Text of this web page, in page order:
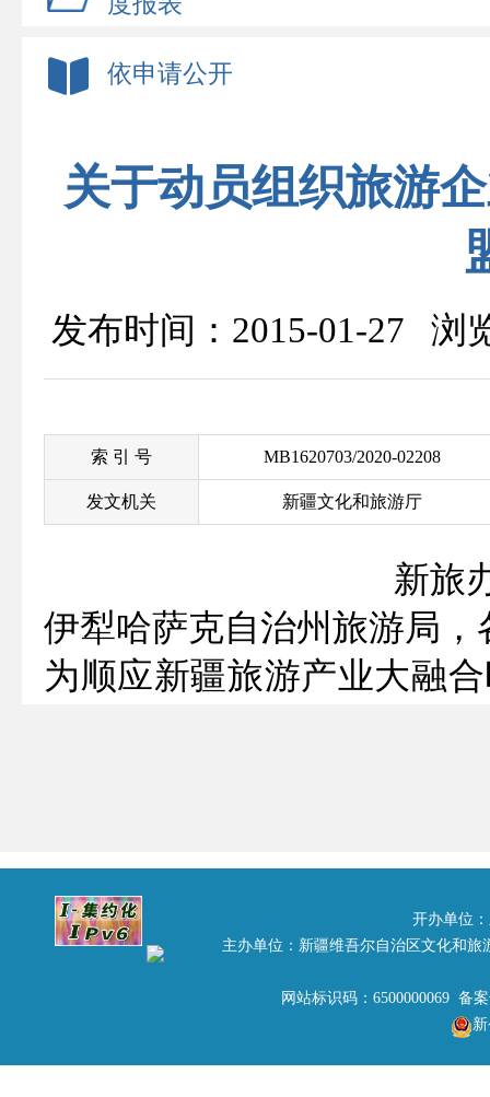
依申请公开
关于动员组织旅游
发布时间：2015-01-27 浏
索 引 号 MB1620703/2020-02208
发文机关 新疆文化和旅游厅
新旅
伊犁哈萨克自治州旅游局
为顺应新疆旅游产业大融
（包括政府相关部门、景
企业、各类媒体等）成员
关键时期，自发结成以旅
——新疆旅游产业联盟。
新疆旅游产业联盟是新疆
开办单位
主办单位：新疆维吾尔自治区文化和
网站标识码：6500000069 备